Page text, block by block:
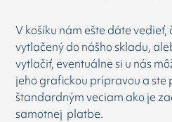
V košíku nám ešte dáte
vytlačený do nášho skladu,
vytlačiť, eventuálne si u nás
jeho grafickou prípravou a ste
štandardným veciam ako je
samotnej platbe.